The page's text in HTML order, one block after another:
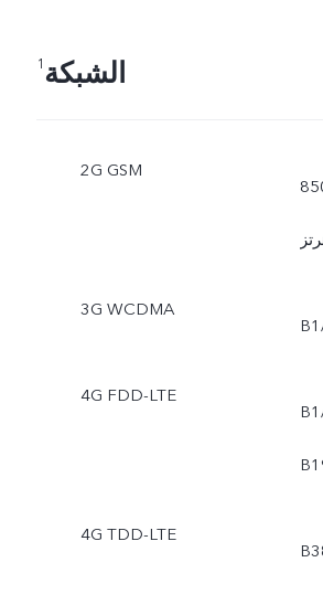
الشبكة 1
2G GSM
3G WCDMA
4G FDD-LTE
4G TDD-LTE